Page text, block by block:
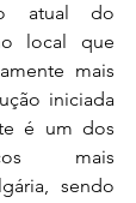
atual do
local que
mais
iniciada
é um dos
mais
sendo